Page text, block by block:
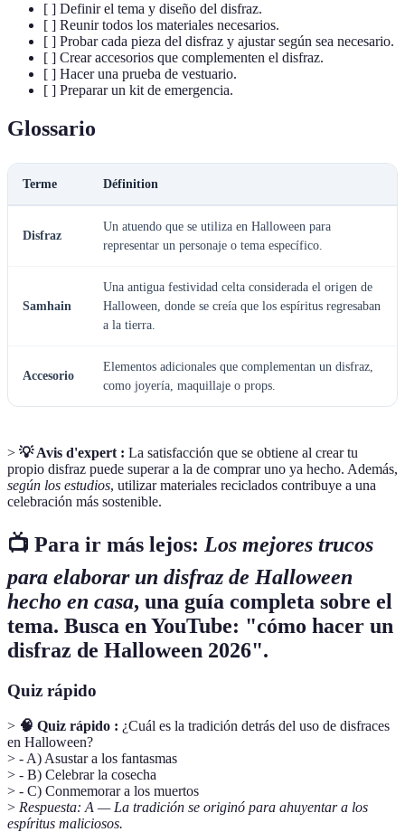
[ ] Definir el tema y diseño del disfraz.
[ ] Reunir todos los materiales necesarios.
[ ] Probar cada pieza del disfraz y ajustar según sea necesario.
[ ] Crear accesorios que complementen el disfraz.
[ ] Hacer una prueba de vestuario.
[ ] Preparar un kit de emergencia.
Glossario
Terme Définition
Disfraz
Un atuendo que se utiliza en Halloween para
representar un personaje o tema específico.
Samhain
Una antigua festividad celta considerada el origen de
Halloween, donde se creía que los espíritus regresaban
a la tierra.
Accesorio
Elementos adicionales que complementan un disfraz,
como joyería, maquillaje o props.
> 💡 Avis d'expert : La satisfacción que se obtiene al crear tu
propio disfraz puede superar a la de comprar uno ya hecho. Además,
según los estudios, utilizar materiales reciclados contribuye a una
celebración más sostenible.
📺 Para ir más lejos: Los mejores trucos
para elaborar un disfraz de Halloween
hecho en casa, una guía completa sobre el
tema. Busca en YouTube: "cómo hacer un
disfraz de Halloween 2026".
Quiz rápido
> 🧠 Quiz rápido : ¿Cuál es la tradición detrás del uso de disfraces
en Halloween?
> - A) Asustar a los fantasmas
> - B) Celebrar la cosecha
> - C) Conmemorar a los muertos
> Respuesta: A — La tradición se originó para ahuyentar a los
espíritus maliciosos.